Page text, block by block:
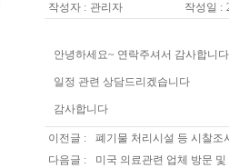
작성자 : 관리자 작성일 :
안녕하세요~ 연락주셔서 감사합니다
일정 관련 상담드리겠습니다
감사합니다
이전글 :
폐기물 처리시설 등 시찰조
다음글 :
미국 의료관련 업체 방문